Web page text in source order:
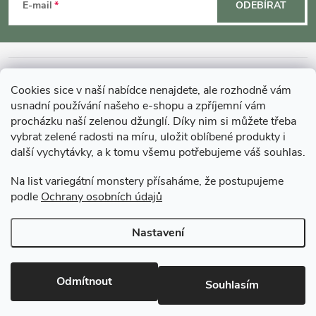
Cookies sice v naší nabídce nenajdete, ale rozhodně vám
usnadní používání našeho e-shopu a zpříjemní vám
procházku naší zelenou džunglí. Díky nim si můžete třeba
vybrat zelené radosti na míru, uložit oblíbené produkty i
další vychytávky, a k tomu všemu potřebujeme váš souhlas.
Na list variegátní monstery přísaháme, že postupujeme
podle Ochrany osobních údajů
Nastavení
Odmítnout Souhlasím
p
a
E-mail ODEBÍRAT
MOHLO BY VÁS ZAJÍMAT
O GARDNERS
Gardners Design - Projekt, realizace a údržba zahrad a interiérů
Copyright 2026Gardners-eshop.cz. Všechna práva vyhrazena.Upravit
nastavení cookies